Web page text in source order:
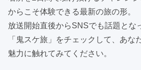
からこそ体験できる最新の旅の形。
放送開始直後からSNSでも話題とな
「鬼スケ旅」をチェックして、あな
魅力に触れてみてください。